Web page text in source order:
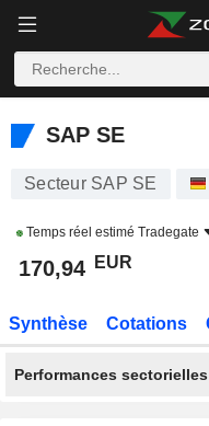
SAP SE
SAP SE
Secteur SAP SE
Temps réel estimé Tradegate
170,94 EUR
Synthèse Cotations
Performances sectorielles